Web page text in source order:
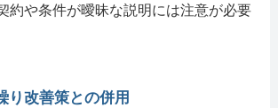
約や条件が曖昧な説明には注意が必要
り改善策との併用